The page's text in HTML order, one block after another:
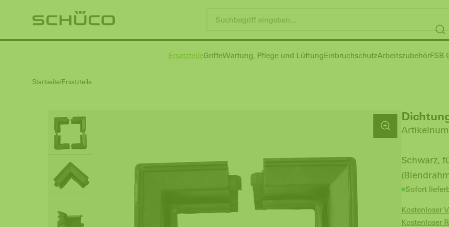
ErsatzteileGriffeWartung, Pflege und LüftungEinbruchschutzArbeitszubehörFSB
Startseite Ersatzteile
Schwarz,
Sofort
Kostenloser
Kostenloser